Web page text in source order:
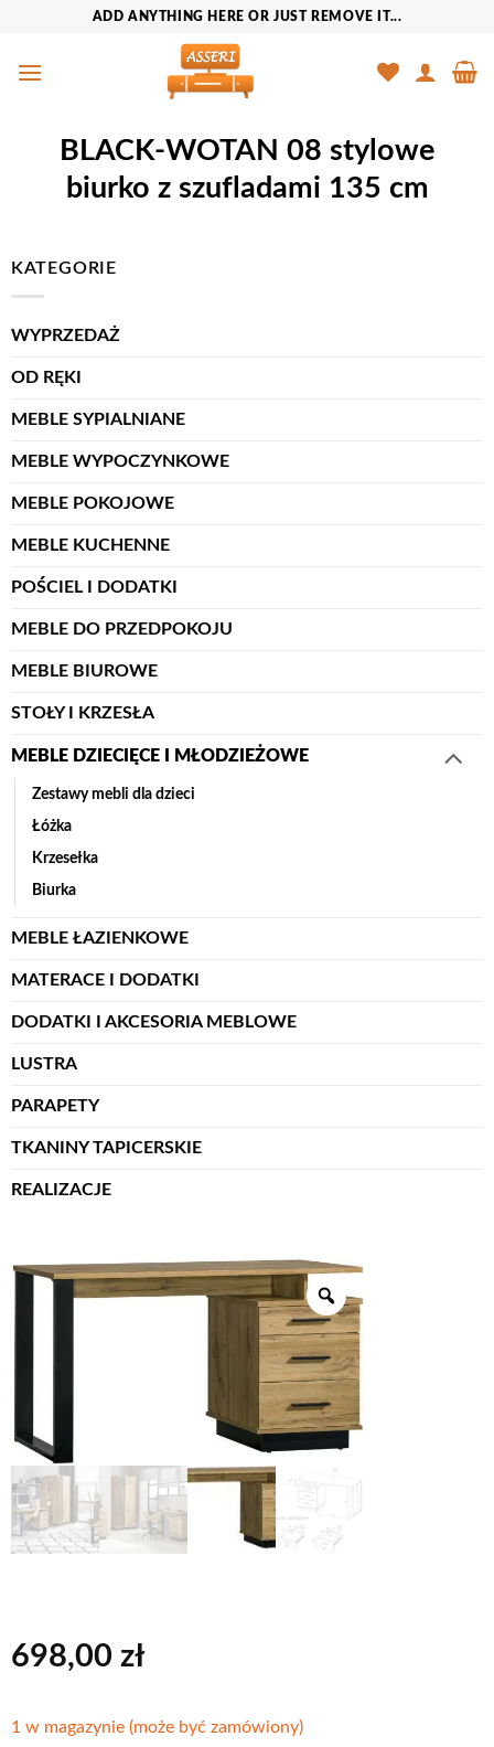
zawartości
ADD ANYTHING HERE OR JUST REMOVE IT...
BLACK-WOTAN 08 stylowe
biurko z szufladami 135 cm
KATEGORIE
WYPRZEDAŻ
OD RĘKI
MEBLE SYPIALNIANE
MEBLE WYPOCZYNKOWE
MEBLE POKOJOWE
MEBLE KUCHENNE
POŚCIEL I DODATKI
MEBLE DO PRZEDPOKOJU
MEBLE BIUROWE
STOŁY I KRZESŁA
MEBLE DZIECIĘCE I MŁODZIEŻOWE
Zestawy mebli dla dzieci
Łóżka
Krzesełka
Biurka
MEBLE ŁAZIENKOWE
MATERACE I DODATKI
DODATKI I AKCESORIA MEBLOWE
LUSTRA
PARAPETY
TKANINY TAPICERSKIE
REALIZACJE
698,00 zł
1 w magazynie (może być zamówiony)